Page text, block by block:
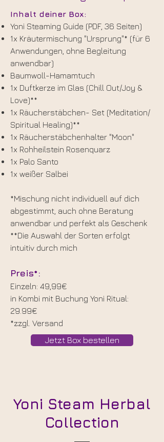
Inhalt deiner Box:
Yoni Steaming Guide (PDF, 36 Seiten)
1x Kräutermischung "Ursprung"* (für 6
Anwendungen, ohne Begleitung
anwendbar)
Baumwoll-Hamamtuch
1x Duftkerze im Glas (Chill Out/Joy &
Love)**
1x Räucherstäbchen- Set (Meditation/
Spiritual Healing)**
1x Räucherstäbchenhalter "Moon"
1x Rohheilstein Rosenquarz
1x Palo Santo
1x weißer Salbei
*Mischung nicht individuell auf dich
abgestimmt, auch ohne Beratung
anwendbar und perfekt als Geschenk
**Die Auswahl der Sorten erfolgt
intuitiv durch mich
Preis*:
Einzeln: 49,99€
in Kombi mit Buchung Yoni Ritual:
29.99€
*zzgl. Versand
Jetzt Box bestellen
Yoni Steam Herbal
Collection